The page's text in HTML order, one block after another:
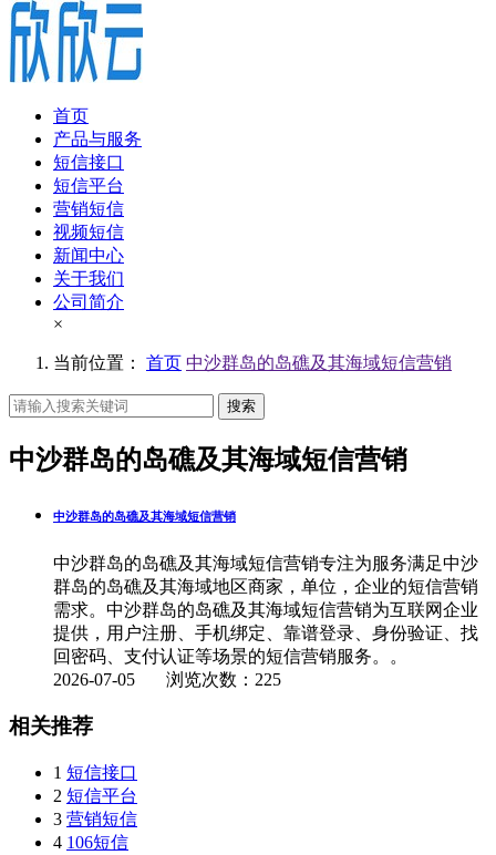
首页
产品与服务
短信接口
短信平台
营销短信
视频短信
新闻中心
关于我们
公司简介
×
当前位置： 首页 中沙群岛的岛礁及其海域短信营销
搜索
中沙群岛的岛礁及其海域短信营销
中沙群岛的岛礁及其海域短信营销
中沙群岛的岛礁及其海域短信营销专注为服务满足中沙
群岛的岛礁及其海域地区商家，单位，企业的短信营销
需求。中沙群岛的岛礁及其海域短信营销为互联网企业
提供，用户注册、手机绑定、靠谱登录、身份验证、找
回密码、支付认证等场景的短信营销服务。。
2026-07-05 浏览次数：225
相关推荐
1 短信接口
2 短信平台
3 营销短信
4 106短信